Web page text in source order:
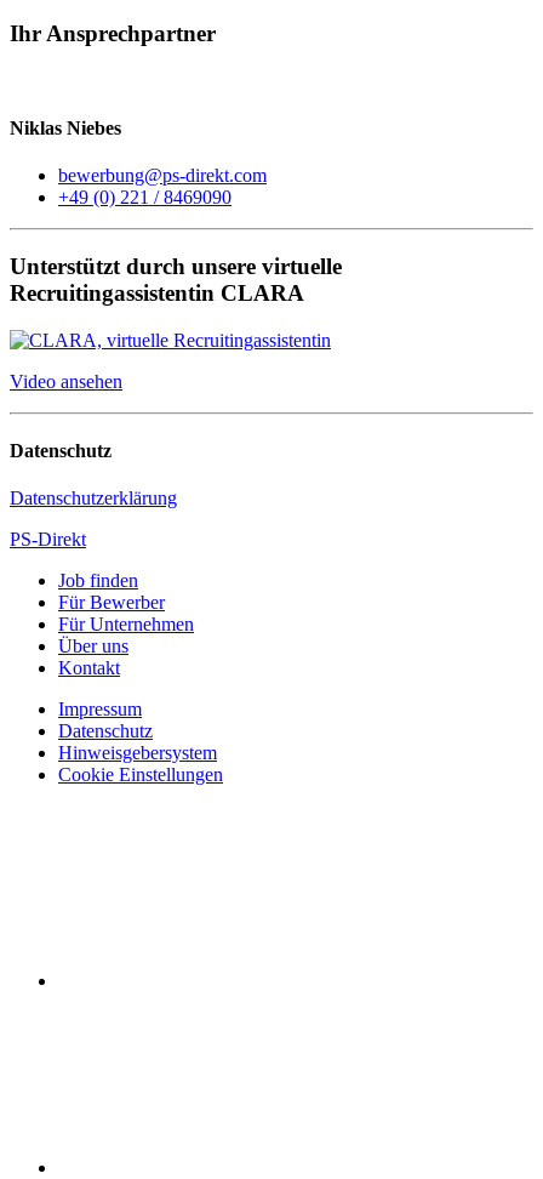
Ihr Ansprechpartner
Niklas Niebes
bewerbung@ps-direkt.com
+49 (0) 221 / 8469090
Unterstützt durch unsere virtuelle
Recruitingassistentin CLARA
Video ansehen
Datenschutz
Datenschutzerklärung
PS-Direkt
Job finden
Für Bewerber
Für Unternehmen
Über uns
Kontakt
Impressum
Datenschutz
Hinweisgebersystem
Cookie Einstellungen